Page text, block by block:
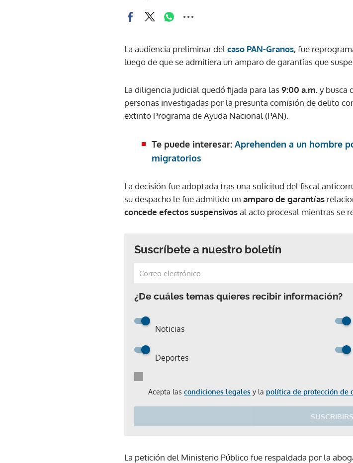
La audiencia preliminar del caso PAN-Granos, fue
luego de que se admitiera un amparo de garantías que
La diligencia judicial quedó fijada para las9:00 a.m.y busca
personas investigadas por la presunta comisión de delito
extinto Programa de Ayuda Nacional (PAN).
Te puede interesar: Aprehenden a un hombre
migratorios
La decisión fue adoptada tras una solicitud del fiscal
su despacho le fue admitido un amparo de garantías
concede efectos suspensivosal acto procesal mientras se
Suscríbete a nuestro boletín
¿De cuáles temas quieres recibir información?
Noticias
Deportes
Acepta las condiciones legales y la política de protección de
Gracias por suscribirte a
La petición del Ministerio Público fue respaldada por la